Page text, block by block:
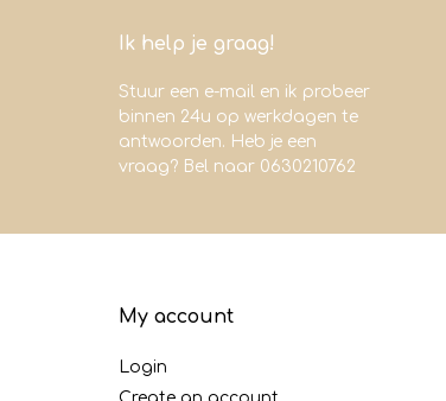
Ik help je graag!
Stuur een e-mail en ik probeer
binnen 24u op werkdagen te
antwoorden. Heb je een
vraag? Bel naar 0630210762
My account
Login